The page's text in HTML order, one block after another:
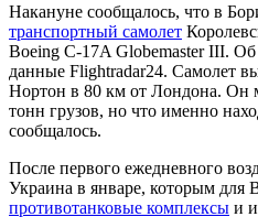
Накануне сообщалось, что в
транспортный самолет
Boeing C-17A Globemaster III. Об
данные Flightradar24. Самолет
Нортон в 80 км от Лондона. Он
тонн грузов, но что именно
сообщалось.
После первого ежедневного
Украина в январе, которым для
противотанковые комплексы и